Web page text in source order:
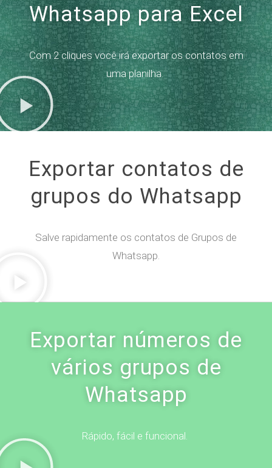
Whatsapp para Excel
Com 2 cliques você irá exportar os contatos em
uma planilha.
Exportar contatos de
grupos do Whatsapp
Salve rapidamente os contatos de Grupos de
Whatsapp.
Exportar números de
vários grupos de
Whatsapp
Rápido, fácil e funcional.